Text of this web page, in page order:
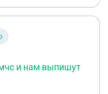
и нам выпишут